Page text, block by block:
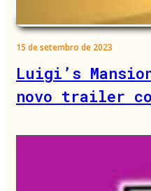
15 de setembro de 2023
Luigi’s
novo trailer